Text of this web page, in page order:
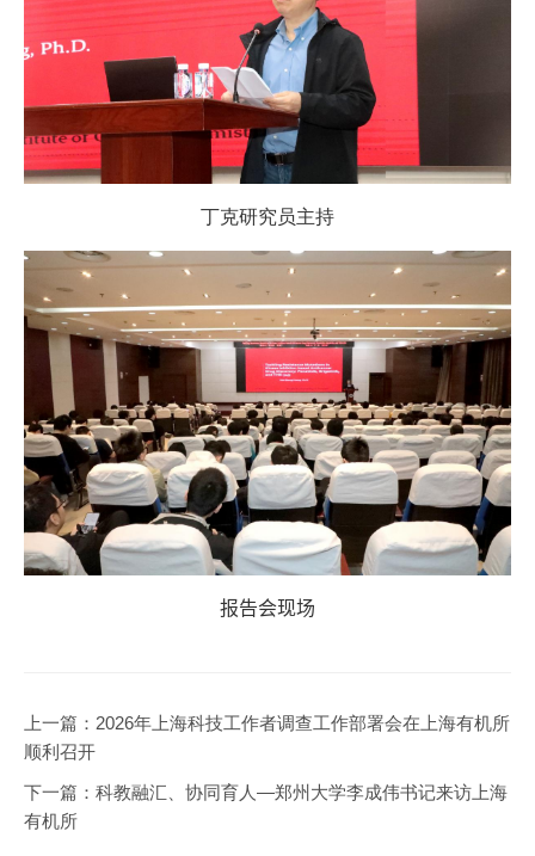
丁克研究员主持
报告会现场
上一篇： 2026年上海科技工作者调查工作部署会在上海有机所
顺利召开
下一篇： 科教融汇、协同育人—郑州大学李成伟书记来访上海
有机所